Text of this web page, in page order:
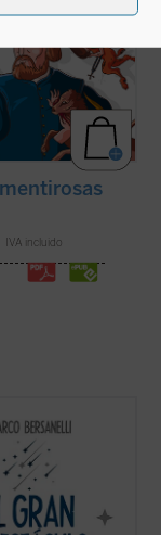
IVA incluido
en el observador una
en la que se aúna
curiosidad científica
intuición geométrica
¿De qué ...